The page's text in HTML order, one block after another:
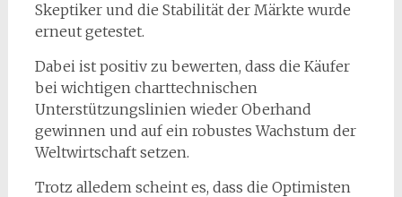
Skeptiker und die Stabilität der Märkte wurde
erneut getestet.
Dabei ist positiv zu bewerten, dass die Käufer
bei wichtigen charttechnischen
Unterstützungslinien wieder Oberhand
gewinnen und auf ein robustes Wachstum der
Weltwirtschaft setzen.
Trotz alledem scheint es, dass die Optimisten